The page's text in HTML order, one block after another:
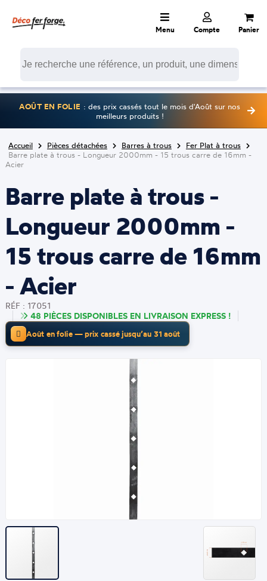
Menu Compte Panier
AOÛT EN FOLIE : des prix cassés tout le mois d'Août sur nos
meilleurs produits !
Accueil Pièces détachées Barres à trous
Fer Plat à trous
Barre plate à trous - Longueur 2000mm - 15 trous carre de 16mm -
Acier
Barre plate à trous -
Longueur 2000mm -
15 trous carre de 16mm
- Acier
RÉF : 17051
48 PIÈCES DISPONIBLES EN LIVRAISON EXPRESS !
Août en folie — prix cassé jusqu’au 31 août